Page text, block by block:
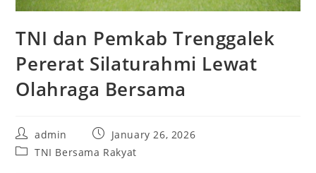
TNI dan Pemkab Trenggalek
Pererat Silaturahmi Lewat
Olahraga Bersama
Post
author:
admin
Post
published:
January 26, 2026
PostTNI Bersama Rakyat